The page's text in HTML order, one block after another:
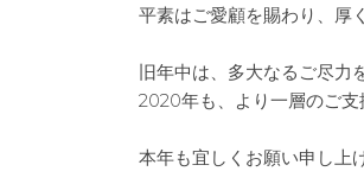
平素はご愛顧を賜わり、厚
旧年中は、多大なるご尽力
2020年も、より一層のご支
本年も宜しくお願い申し上